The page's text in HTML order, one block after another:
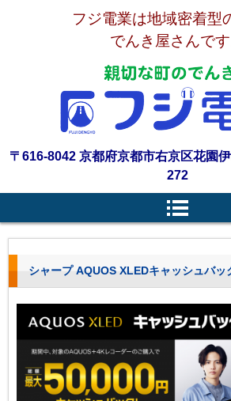
フジ電業は地域密着型
でんき屋さんです
〒616-8042 京都府京都市右京区花園
272
シャープ AQUOS XLEDキャッシュバッ